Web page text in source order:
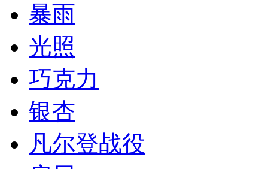
暴雨
光照
巧克力
银杏
凡尔登战役